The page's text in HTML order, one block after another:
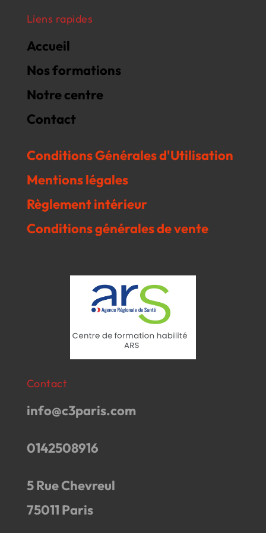
Liens rapides
Accueil
Nos formations
Notre centre
Contact
Conditions Générales d'Utilisation
Mentions légales
Règlement intérieur
Conditions générales de vente
Contact
info@c3paris.com
0142508916
5 Rue Chevreul
75011 Paris